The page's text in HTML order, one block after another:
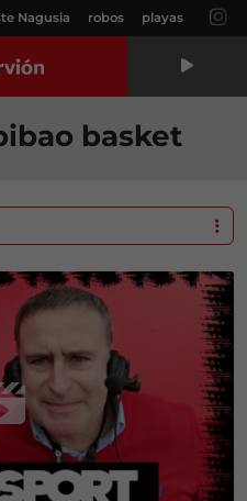
Nagusia robos playas
basket